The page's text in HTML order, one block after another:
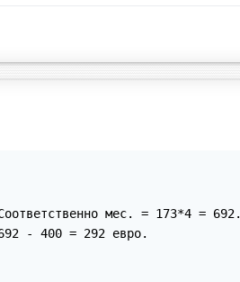
мес. = 173*4 = 692.
- 400 = 292 евро.